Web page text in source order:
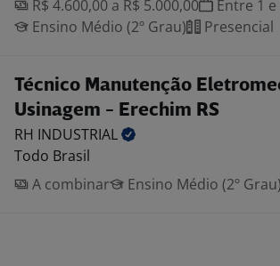
R$ 4.600,00 a R$ 5.000,00
Entre 1
Ensino Médio (2º Grau)
Presencial
Técnico Manutenção
Usinagem - Erechim RS
RH INDUSTRIAL
Todo Brasil
A combinar
Ensino Médio (2º Grau)